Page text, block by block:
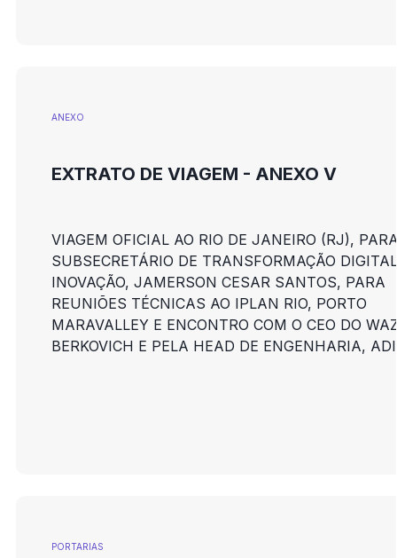
ANEXO
EXTRATO DE VIAGEM - ANEXO V
VIAGEM OFICIAL AO RIO DE JANEIRO (RJ),
SUBSECRETÁRIO DE TRANSFORMAÇÃO
INOVAÇÃO, JAMERSON CESAR SANTOS, PARA
REUNIÕES TÉCNICAS AO IPLAN RIO, PORTO
MARAVALLEY E ENCONTRO COM O CEO DO
BERKOVICH E PELA HEAD DE ENGENHARIA,
PORTARIAS